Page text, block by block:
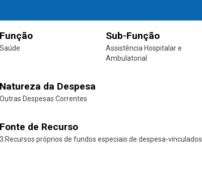
Função
Saúde
Sub-Função
Assistência Hospitalar e
Ambulatorial
Natureza da Despesa
Outras Despesas Correntes
Fonte de Recurso
3:Recursos próprios de fundos especiais de despesa-vinculados